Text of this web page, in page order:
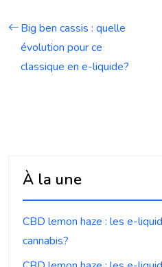
Big ben cassis : quelle
évolution pour ce
classique en e-liquide?
À la une
CBD lemon haze : les e-
cannabis?